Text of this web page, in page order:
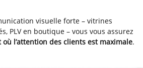
visuelle forte – vitrines
PLV en boutique – vous vous assurez
l’attention des clients est maximale.